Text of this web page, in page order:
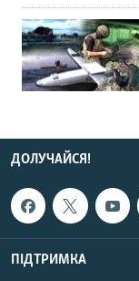
ДОЛУЧАЙСЯ!
ПІДТРИМКА